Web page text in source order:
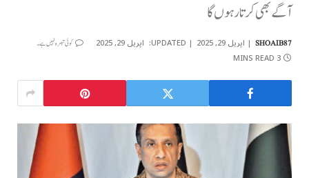
آگے بھی کرتا رہوں گا
SHOAIB87 اپریل 29, 2025 UPDATED: اپریل 29, 2025 کوئی تبصرہ نہیں ہے۔
3 MINS READ